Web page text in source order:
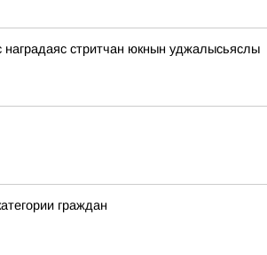
наградаяс стритчан юкнын уджалысьяслы
граждан